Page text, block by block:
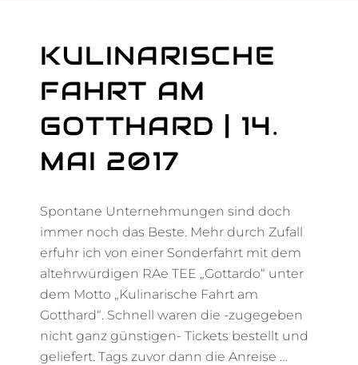
KULINARISCHE
FAHRT AM
GOTTHARD | 14.
MAI 2017
Spontane Unternehmungen sind doch
immer noch das Beste. Mehr durch Zufall
erfuhr ich von einer Sonderfahrt mit dem
altehrwürdigen RAe TEE „Gottardo“ unter
dem Motto „Kulinarische Fahrt am
Gotthard“. Schnell waren die -zugegeben
nicht ganz günstigen- Tickets bestellt und
geliefert. Tags zuvor dann die Anreise …